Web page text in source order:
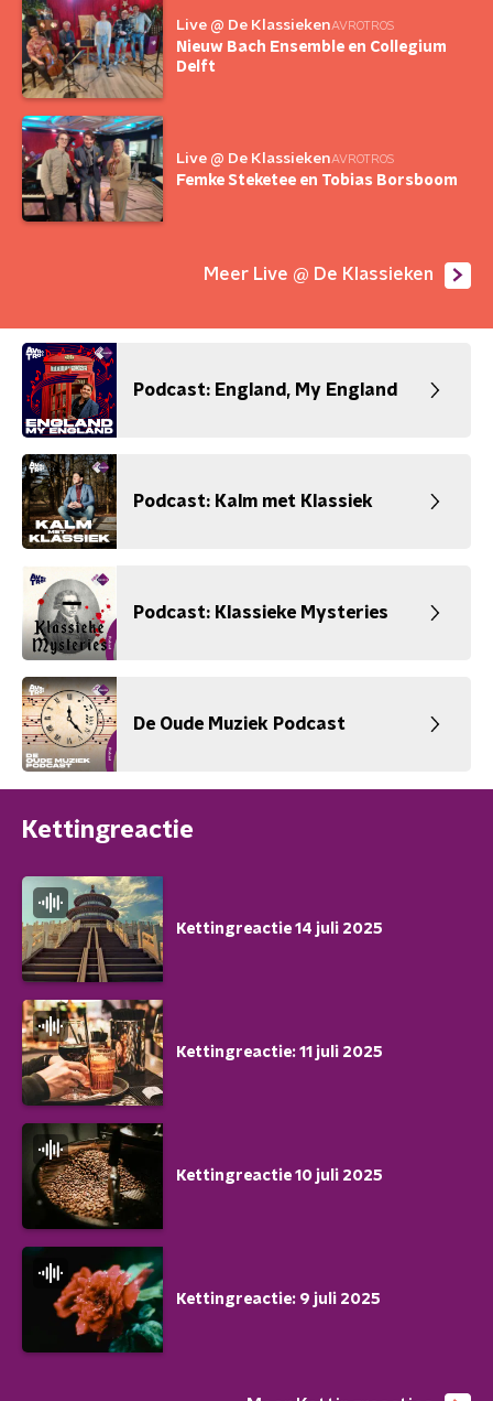
Live @ De KlassiekenAVROTROS
Nieuw Bach Ensemble en Collegium
Delft
Live @ De KlassiekenAVROTROS
Femke Steketee en Tobias Borsboom
Meer Live @ De Klassieken
Podcast: England, My England
Podcast: Kalm met Klassiek
Podcast: Klassieke Mysteries
De Oude Muziek Podcast
Kettingreactie
Kettingreactie 14 juli 2025
Kettingreactie: 11 juli 2025
Kettingreactie 10 juli 2025
Kettingreactie: 9 juli 2025